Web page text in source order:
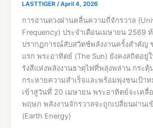
LASTTIGER/April 4, 2026
การอ่านดวงผ่านคลื่นความถี่จักรวาล
Frequency) ประจำเดือนเมษายน 2569
ปรากฏการณ์สับสวิตช์พลังงานครั้งสำคัญ
แรก พระอาทิตย์ (The Sun) ยังคงสถิตอยู่
รังสีแห่งพลังงานธาตุไฟที่พลุ่งพล่าน กระ
กระหายความสำเร็จและพร้อมพุ่งชนเป้าห
เข้าสู่วันที่ 20 เมษายน พระอาทิตย์จะเคลื่
พฤษภ พลังงานจักรวาลจะถูกเปลี่ยนผ่านเ
(Earth Energy)